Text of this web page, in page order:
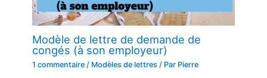
Modèle de lettre de demande de
congés (à son employeur)
1 commentaire / Modèles de lettres / Par Pierre